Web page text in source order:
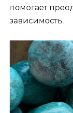
помогает
зависимость.